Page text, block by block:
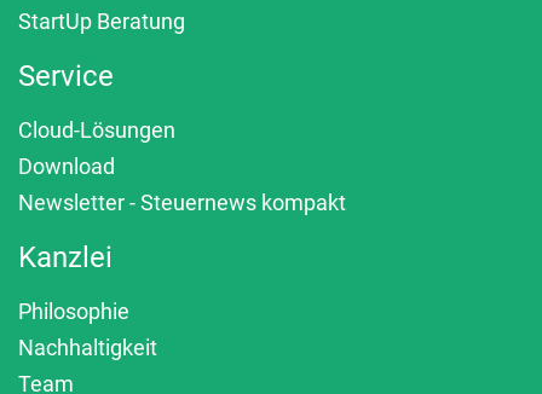
StartUp Beratung
Service
Cloud-Lösungen
Download
Newsletter - Steuernews kompakt
Kanzlei
Philosophie
Nachhaltigkeit
Team